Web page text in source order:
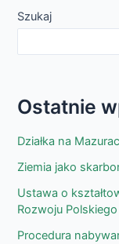
Szukaj
Ostatnie
Działka na
Ziemia jako
Ustawa o
Rozwoju
Procedura